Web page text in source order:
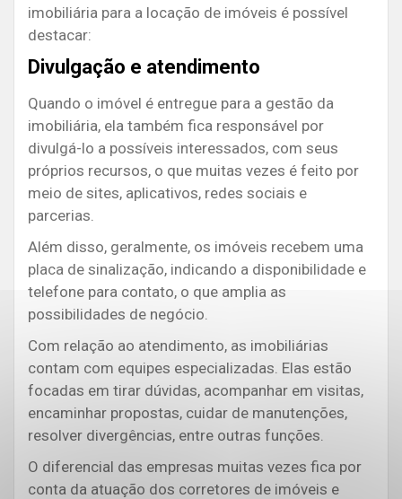
imobiliária para a locação de imóveis é possível
destacar:
Divulgação e atendimento
Quando o imóvel é entregue para a gestão da
imobiliária, ela também fica responsável por
divulgá-lo a possíveis interessados, com seus
próprios recursos, o que muitas vezes é feito por
meio de sites, aplicativos, redes sociais e
parcerias.
Além disso, geralmente, os imóveis recebem uma
placa de sinalização, indicando a disponibilidade e
telefone para contato, o que amplia as
possibilidades de negócio.
Com relação ao atendimento, as imobiliárias
contam com equipes especializadas. Elas estão
focadas em tirar dúvidas, acompanhar em visitas,
encaminhar propostas, cuidar de manutenções,
resolver divergências, entre outras funções.
O diferencial das empresas muitas vezes fica por
conta da atuação dos corretores de imóveis e